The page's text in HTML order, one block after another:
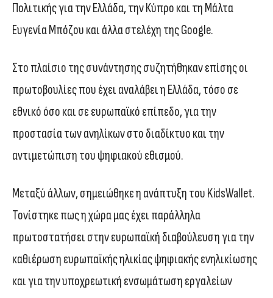
Πολιτικής για την Ελλάδα, την Κύπρο και τη Μάλτα
Ευγενία Μπόζου και άλλα στελέχη της Google.
Στο πλαίσιο της συνάντησης συζητήθηκαν επίσης οι
πρωτοβουλίες που έχει αναλάβει η Ελλάδα, τόσο σε
εθνικό όσο και σε ευρωπαϊκό επίπεδο, για την
προστασία των ανηλίκων στο διαδίκτυο και την
αντιμετώπιση του ψηφιακού εθισμού.
Μεταξύ άλλων, σημειώθηκε η ανάπτυξη του KidsWallet.
Τονίστηκε πως η χώρα μας έχει παράλληλα
πρωτοστατήσει στην ευρωπαϊκή διαβούλευση για την
καθιέρωση ευρωπαϊκής ηλικίας ψηφιακής ενηλικίωσης
και για την υποχρεωτική ενσωμάτωση εργαλείων